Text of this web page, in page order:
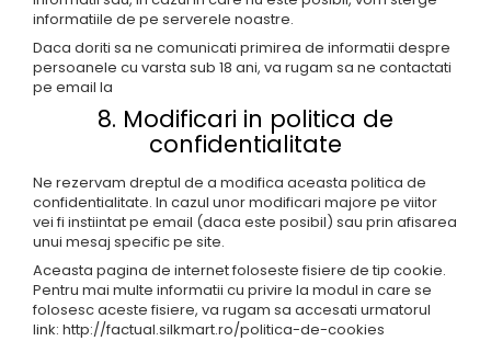
informatiile de pe serverele noastre.
Daca doriti sa ne comunicati primirea de informatii despre
persoanele cu varsta sub 18 ani, va rugam sa ne contactati
pe email la
8. Modificari in politica de
confidentialitate
Ne rezervam dreptul de a modifica aceasta politica de
confidentialitate. In cazul unor modificari majore pe viitor
vei fi instiintat pe email (daca este posibil) sau prin afisarea
unui mesaj specific pe site.
Aceasta pagina de internet foloseste fisiere de tip cookie.
Pentru mai multe informatii cu privire la modul in care se
folosesc aceste fisiere, va rugam sa accesati urmatorul
link: http://factual.silkmart.ro/politica-de-cookies